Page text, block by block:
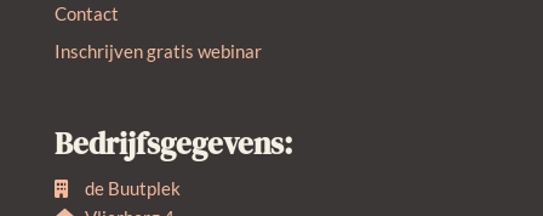
Contact
Inschrijven gratis webinar
Bedrijfsgegevens:
de Buutplek